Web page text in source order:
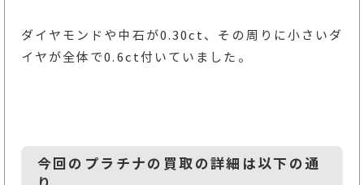
ダイヤモンドや中石が0.30ct、その周りに小さいダ
イヤが全体で0.6ct付いていました。
今回のプラチナの買取の詳細は以下の通